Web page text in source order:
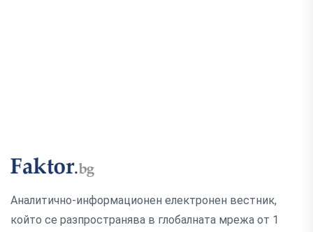
Аналитично-информационен електронен вестник,
който се разпространява в глобалната мрежа от 1